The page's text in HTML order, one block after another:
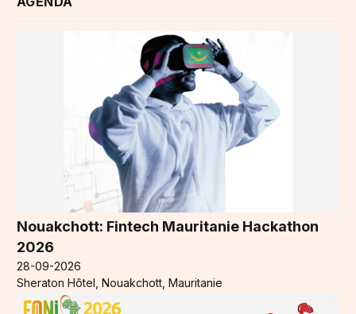
Nouakchott: Fintech Mauritanie Hackathon
2026
28-09-2026
Sheraton Hôtel, Nouakchott, Mauritanie